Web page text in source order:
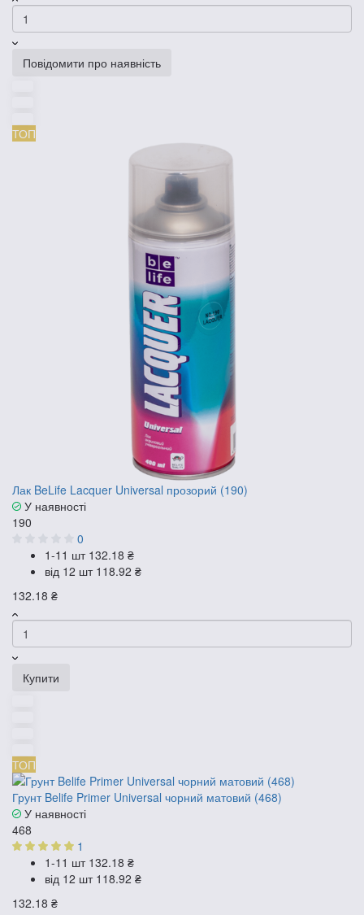
Повідомити про наявність
ТОП
Лак BeLife Lacquer Universal прозорий (190)
У наявності
190
0
1-11 шт 132.18 ₴
від 12 шт 118.92 ₴
132.18 ₴
Купити
ТОП
Грунт Belife Primer Universal чорний матовий (468)
У наявності
468
1
1-11 шт 132.18 ₴
від 12 шт 118.92 ₴
132.18 ₴